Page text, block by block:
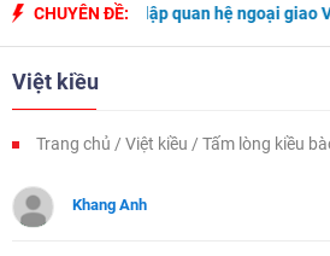
CHUYÊN ĐỀ:
thiết lập quan hệ ngoại giao Việt Nam -
Việt kiều
Trang chủ Việt kiều Tấm lòng kiều
Khang Anh